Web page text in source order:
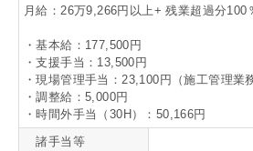
月給：26万9,266円以上+ 残業超過分100
・基本給：177,500円
・支援手当：13,500円
・現場管理手当：23,100円（施工管理業
・調整給：5,000円
・時間外手当（30H）：50,166円
諸手当等